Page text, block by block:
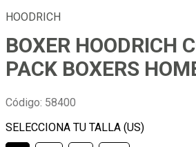
HOODRICH
BOXER HOODRICH
PACK BOXERS
Código: 58400